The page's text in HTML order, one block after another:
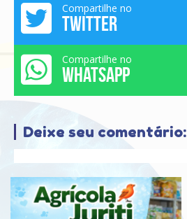
Compartilhe no
TWITTER
Compartilhe no
WHATSAPP
Deixe seu comentário: